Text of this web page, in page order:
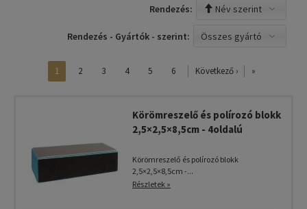
Név szerint
Rendezés:
Összes gyártó
Rendezés - Gyártók - szerint:
1 2 3 4 5 6 Következő › »
Körömreszelő és polírozó blokk
2,5×2,5×8,5cm - 4oldalú
Körömreszelő és polírozó blokk
2,5×2,5×8,5cm -...
Részletek »